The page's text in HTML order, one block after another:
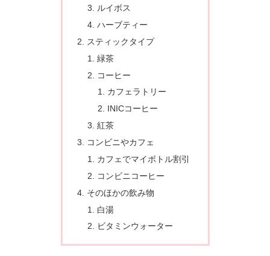
ルイボス
ハーブティー
スティックタイプ
緑茶
コーヒー
カフェラトリー
INICコーヒー
紅茶
コンビニやカフェ
カフェでマイボトル割引
コンビニコーヒー
そのほかの飲み物
白湯
ビタミンウォーター